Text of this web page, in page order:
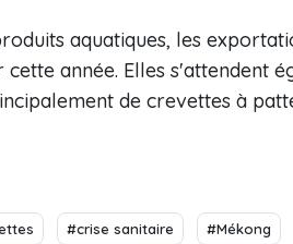
aquatiques, les
année. Elles s'attendent
de crevettes à
#crise sanitaire #Mékong